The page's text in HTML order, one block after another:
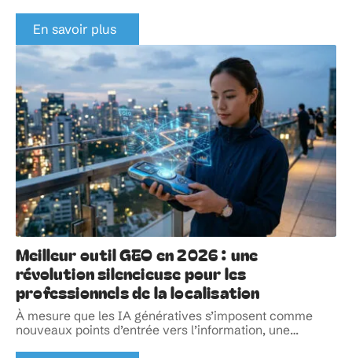
En savoir plus
Meilleur outil GEO en 2026 : une
révolution silencieuse pour les
professionnels de la localisation
À mesure que les IA génératives s’imposent comme
nouveaux points d’entrée vers l’information, une…